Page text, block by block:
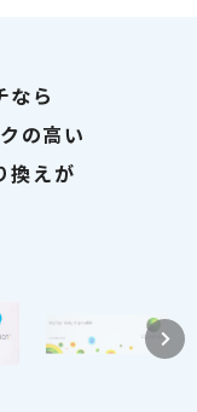
なら
の高い
換えが